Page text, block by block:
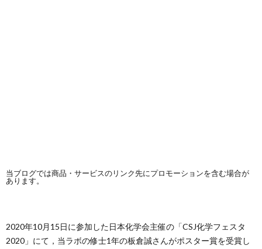
当ブログでは商品・サービスのリンク先にプロモーションを含む場合が
あります。
2020年10月15日に参加した日本化学会主催の「CSJ化学フェスタ
2020」にて，当ラボの修士1年の板倉誠さんがポスター賞を受賞し